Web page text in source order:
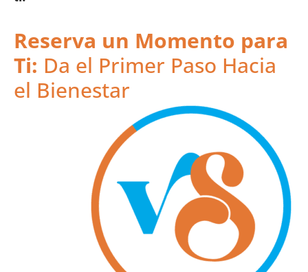
Reserva un Momento para
Ti: Da el Primer Paso Hacia
el Bienestar